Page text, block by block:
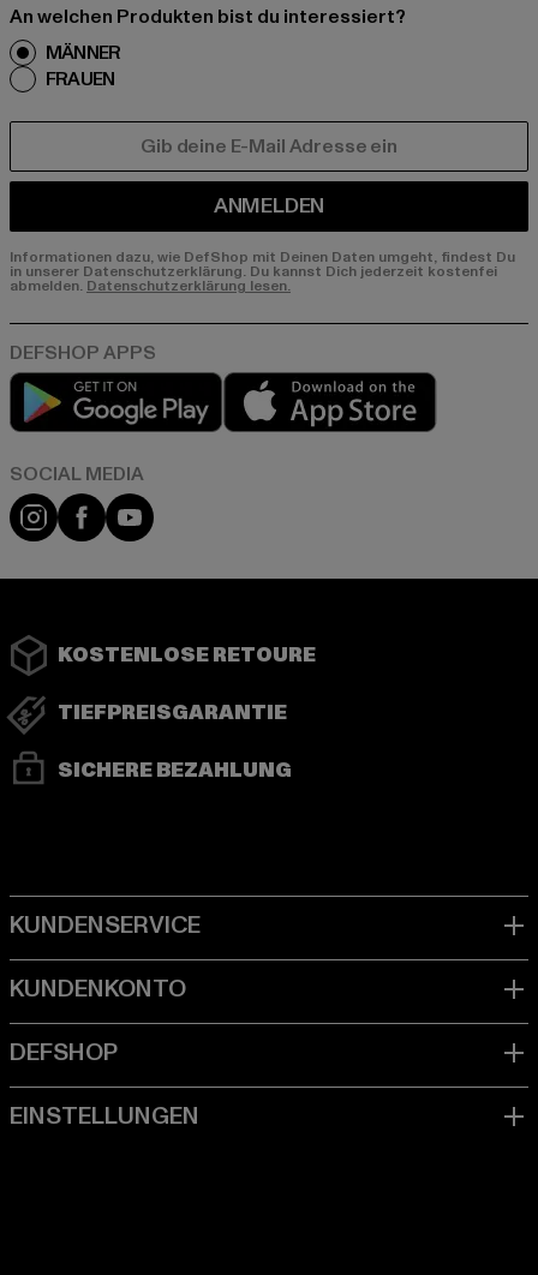
An welchen Produkten bist du interessiert?
MÄNNER
FRAUEN
ANMELDEN
Informationen dazu, wie DefShop mit Deinen Daten umgeht, findest Du
in unserer Datenschutzerklärung. Du kannst Dich jederzeit kostenfei
abmelden. Datenschutzerklärung lesen.
Play market
Instagram
FacebookYouTube
KOSTENLOSE RETOURE
TIEFPREISGARANTIE
SICHERE BEZAHLUNG